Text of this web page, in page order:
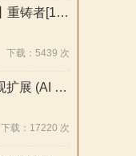
AnimusForge丨重铸者[1.3.13-1.4.6/战帆]
下载：5439 次
AI效应：世界观扩展 (AI Influence Worldview Expanded)【AI战争逻辑大修】
下载：17220 次